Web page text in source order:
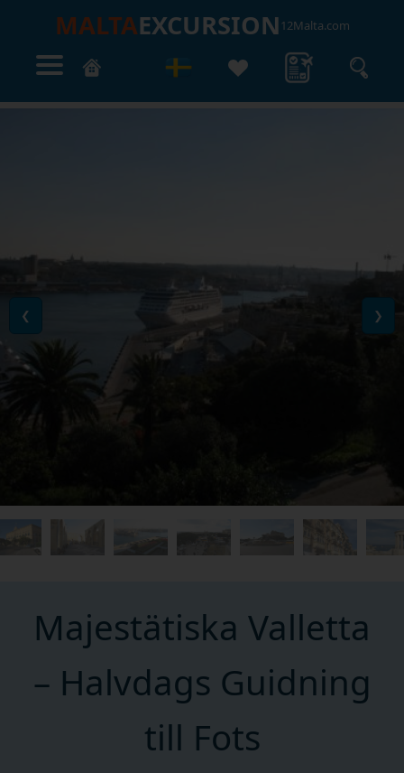
MALTAEXCURSION 12Malta.com
❮ ❯
Majestätiska Valletta
– Halvdags Guidning
till Fots